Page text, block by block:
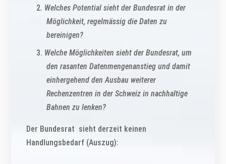
Welches Potential sieht der Bundesrat in der
Möglichkeit, regelmässig die Daten zu
bereinigen?
Welche Möglichkeiten sieht der Bundesrat, um
den rasanten Datenmengenanstieg und damit
einhergehend den Ausbau weiterer
Rechenzentren in der Schweiz in nachhaltige
Bahnen zu lenken?
Der Bundesrat sieht derzeit keinen
Handlungsbedarf (Auszug):